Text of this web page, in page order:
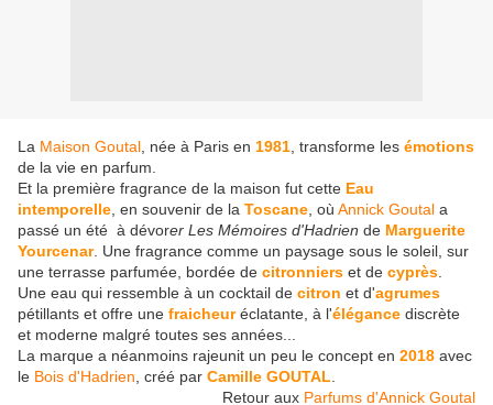
La Maison Goutal , née à Paris en 1981 , transforme les émotions
de la vie en parfum.
Et la première fragrance de la maison fut cette Eau
intemporelle , en souvenir de la Toscane , où Annick Goutal a
passé un été à dévorer Les Mémoires d'Hadrien de Marguerite
Yourcenar. Une fragrance comme un paysage sous le soleil, sur
une terrasse parfumée, bordée de citronniers et de cyprès
Une eau qui ressemble à un cocktail de citron et d'agrumes
pétillants et offre une fraicheuréclatante, à l'élégance discrète
et moderne malgré toutes ses années...
La marque a néanmoins rajeunit un peu le concept en 2018 avec
le Bois d'Hadrien , créé par Camille GOUTAL
Retour aux Parfums d'Annick Goutal